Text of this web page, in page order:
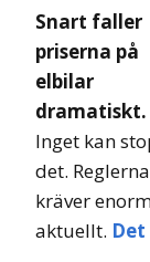
Snart faller
priserna på
elbilar
dramatiskt.
Inget kan
det.
kräver
aktuellt.